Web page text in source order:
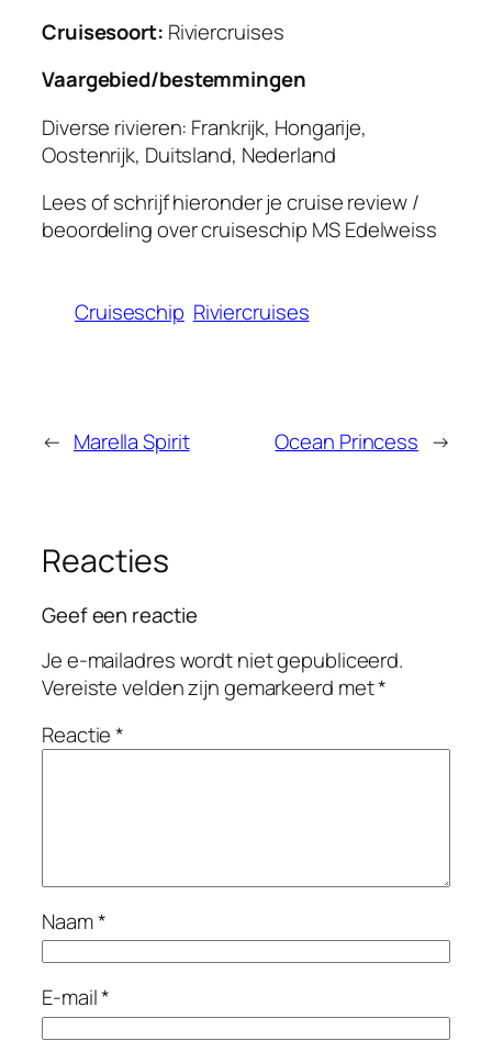
Cruisesoort: Riviercruises
Vaargebied/bestemmingen
Diverse rivieren: Frankrijk, Hongarije,
Oostenrijk, Duitsland, Nederland
Lees of schrijf hieronder je cruise review /
beoordeling over cruiseschip MS Edelweiss
Cruiseschip Riviercruises
← Marella Spirit Ocean Princess →
Reacties
Geef een reactie
Je e-mailadres wordt niet gepubliceerd.
Vereiste velden zijn gemarkeerd met*
Reactie*
Naam*
E-mail*